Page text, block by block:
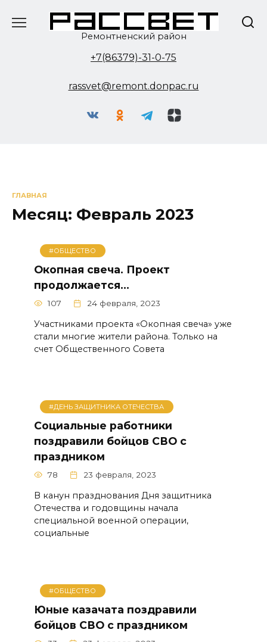
Ремонтненский район
+7(86379)-31-0-75
rassvet@remont.donpac.ru
ГЛАВНАЯ
Месяц: Февраль 2023
#ОБЩЕСТВО
Окопная свеча. Проект
продолжается…
107 24 февраля, 2023
Участниками проекта «Окопная свеча» уже
стали многие жители района. Только на
счет Общественного Совета
#ДЕНЬ ЗАЩИТНИКА ОТЕЧЕСТВА
Социальные работники
поздравили бойцов СВО с
праздником
78 23 февраля, 2023
В канун празднования Дня защитника
Отечества и годовщины начала
специальной военной операции,
социальные
#ОБЩЕСТВО
Юные казачата поздравили
бойцов СВО с праздником